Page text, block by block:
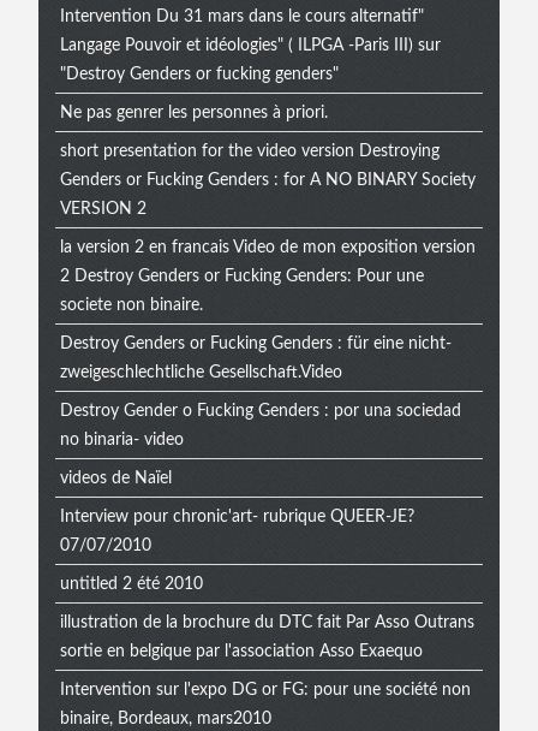
Intervention Du 31 mars dans le cours alternatif"
Langage Pouvoir et idéologies" ( ILPGA -Paris III) sur
"Destroy Genders or fucking genders"
Ne pas genrer les personnes à priori.
short presentation for the video version Destroying
Genders or Fucking Genders : for A NO BINARY Society
VERSION 2
la version 2 en francais Video de mon exposition version
2 Destroy Genders or Fucking Genders: Pour une
societe non binaire.
Destroy Genders or Fucking Genders : für eine nicht-
zweigeschlechtliche Gesellschaft.Video
Destroy Gender o Fucking Genders : por una sociedad
no binaria- video
videos de Naïel
Interview pour chronic'art- rubrique QUEER-JE?
07/07/2010
untitled 2 été 2010
illustration de la brochure du DTC fait Par Asso Outrans
sortie en belgique par l'association Asso Exaequo
Intervention sur l'expo DG or FG: pour une société non
binaire, Bordeaux, mars2010